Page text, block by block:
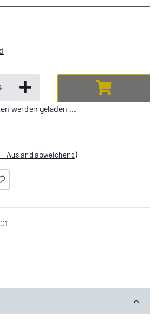
werden geladen ...
- Ausland abweichend)